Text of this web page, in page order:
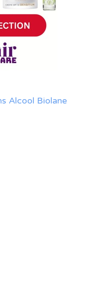
Alcool Biolane